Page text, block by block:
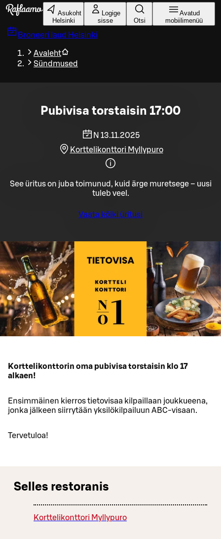
Liigu peamise sisu juurde
Asukoht
Helsinki
Logige
sisse
Otsi
Avatud
mobiilimenüü
Broneeri laud Helsinki
Avaleht
Sündmused
Pubivisa torstaisin 17:00
N 13.11.2025
Korttelikonttori Myllypuro
See üritus on juba toimunud, kuid ärge muretsege – uusi
tuleb veel.
Vaata kõiki üritusi
Korttelikonttorin oma pubivisa torstaisin klo 17
alkaen!
Ensimmäinen kierros tietovisaa kilpaillaan joukkueena,
jonka jälkeen siirrytään yksilökilpailuun ABC-visaan.
Tervetuloa!
Selles restoranis
Korttelikonttori Myllypuro